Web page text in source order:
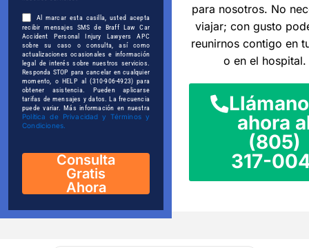
Al marcar esta casilla, usted acepta
recibir mensajes SMS de Braff Law Car
Accident Personal Injury Lawyers APC
sobre su caso o consulta, así como
actualizaciones ocasionales e información
legal de interés sobre nuestros servicios.
Responda STOP para cancelar en cualquier
momento, o HELP al (310-906-4923) para
obtener asistencia. Pueden aplicarse
tarifas de mensajes y datos. La frecuencia
puede variar. Más información en nuestra
Política de Privacidad y Términos y
Condiciones.
Consulta
Gratis
Ahora
para nosotros. No
viajar; con gusto
reunirnos contigo en
o en el hospital.
ahora
(805)
317-